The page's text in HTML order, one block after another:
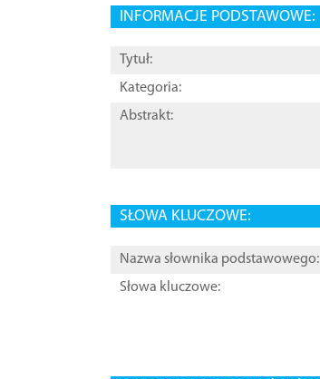
INFORMACJE PODSTAWOWE:
Tytuł:
Kategoria:
Abstrakt:
SŁOWA KLUCZOWE:
Nazwa słownika podstawowego:
Słowa kluczowe: